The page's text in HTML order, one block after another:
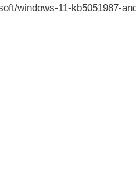
windows-11-kb5051987-